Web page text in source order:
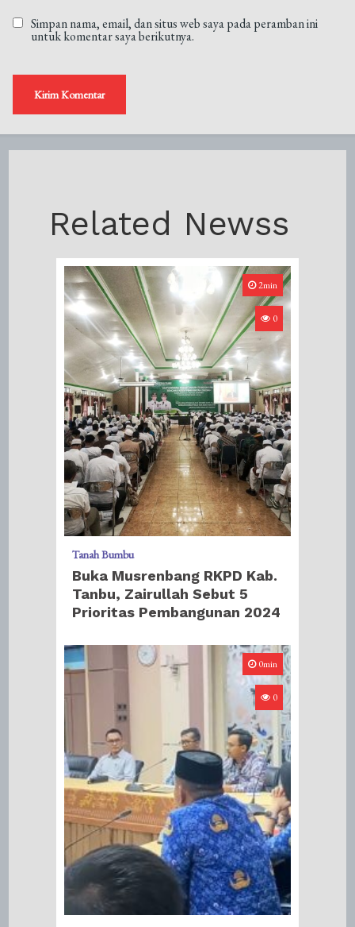
Simpan nama, email, dan situs web saya pada peramban ini
untuk komentar saya berikutnya.
Related Newss
2min
0
Tanah Bumbu
Buka Musrenbang RKPD Kab.
Tanbu, Zairullah Sebut 5
Prioritas Pembangunan 2024
0min
0